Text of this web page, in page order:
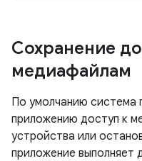
Сохранение
медиафайлам
По умолчанию система
приложению доступ к
устройства или
приложение выполняет